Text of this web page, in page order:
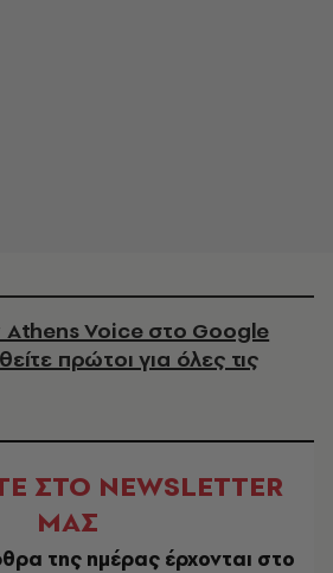
Athens Voice στο Google
πρώτοι για όλες τις
ΣΤΟ NEWSLETTER
ΜΑΣ
της ημέρας έρχονται στο